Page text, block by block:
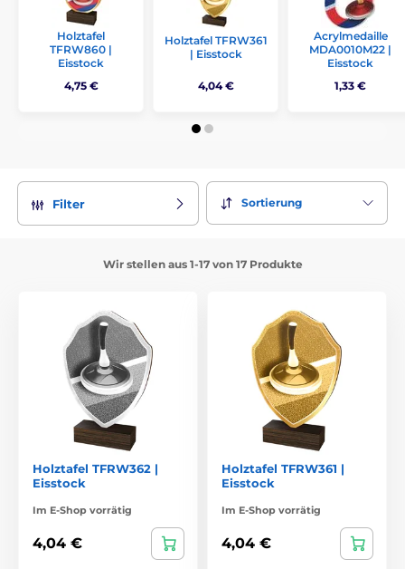
Holztafel
TFRW860 |
Eisstock
4,75 €
Holztafel TFRW361
| Eisstock
4,04 €
Acrylmedaille
MDA0010M22 |
Eisstock
1,33 €
Filter Sortierung
Wir stellen aus 1-17 von 17 Produkte
Holztafel TFRW362 |
Eisstock
Im E-Shop vorrätig
4,04 €
Holztafel TFRW361 |
Eisstock
Im E-Shop vorrätig
4,04 €